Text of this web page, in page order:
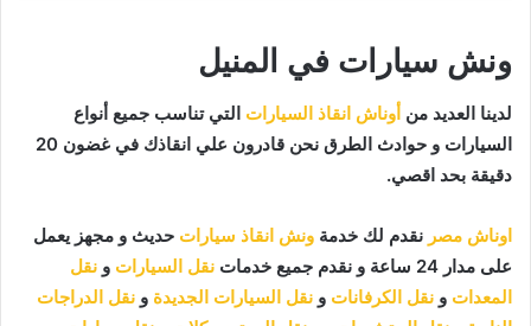
ونش سيارات في المنيل
لدينا العديد من أوناش انقاذ السيارات التي تناسب جميع أنواع
السيارات و حوادث الطرق نحن قادرون علي انقاذك في غضون 20
دقيقة بحد اقصي.
اوناش مصر نقدم لك خدمة ونش انقاذ سيارات حديث و مجهز يعمل
على مدار 24 ساعة و نقدم جميع خدمات
نقل السيارات و نقل
المعدات و نقل الكرفانات و نقل السيارات الجديدة و نقل الدراجات